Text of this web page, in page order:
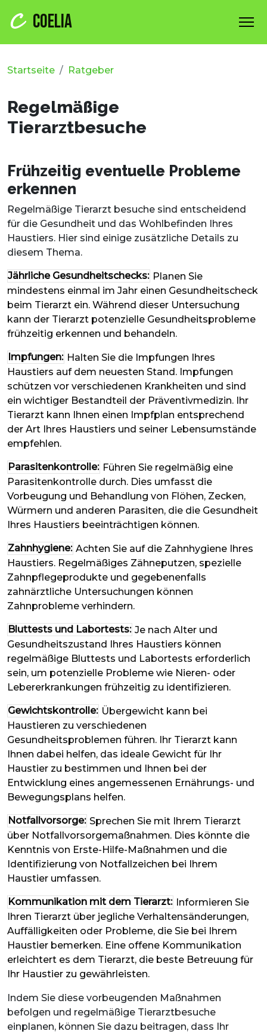
COELIA
Startseite Ratgeber
Regelmäßige
Tierarztbesuche
Frühzeitig eventuelle Probleme
erkennen
Regelmäßige Tierarzt besuche sind entscheidend
für die Gesundheit und das Wohlbefinden Ihres
Haustiers. Hier sind einige zusätzliche Details zu
diesem Thema.
Jährliche Gesundheitschecks: Planen Sie
mindestens einmal im Jahr einen Gesundheitscheck
beim Tierarzt ein. Während dieser Untersuchung
kann der Tierarzt potenzielle Gesundheitsprobleme
frühzeitig erkennen und behandeln.
Impfungen: Halten Sie die Impfungen Ihres
Haustiers auf dem neuesten Stand. Impfungen
schützen vor verschiedenen Krankheiten und sind
ein wichtiger Bestandteil der Präventivmedizin. Ihr
Tierarzt kann Ihnen einen Impfplan entsprechend
der Art Ihres Haustiers und seiner Lebensumstände
empfehlen.
Parasitenkontrolle: Führen Sie regelmäßig eine
Parasitenkontrolle durch. Dies umfasst die
Vorbeugung und Behandlung von Flöhen, Zecken,
Würmern und anderen Parasiten, die die Gesundheit
Ihres Haustiers beeinträchtigen können.
Zahnhygiene: Achten Sie auf die Zahnhygiene Ihres
Haustiers. Regelmäßiges Zähneputzen, spezielle
Zahnpflegeprodukte und gegebenenfalls
zahnärztliche Untersuchungen können
Zahnprobleme verhindern.
Bluttests und Labortests: Je nach Alter und
Gesundheitszustand Ihres Haustiers können
regelmäßige Bluttests und Labortests erforderlich
sein, um potenzielle Probleme wie Nieren- oder
Lebererkrankungen frühzeitig zu identifizieren.
Gewichtskontrolle: Übergewicht kann bei
Haustieren zu verschiedenen
Gesundheitsproblemen führen. Ihr Tierarzt kann
Ihnen dabei helfen, das ideale Gewicht für Ihr
Haustier zu bestimmen und Ihnen bei der
Entwicklung eines angemessenen Ernährungs- und
Bewegungsplans helfen.
Notfallvorsorge: Sprechen Sie mit Ihrem Tierarzt
über Notfallvorsorgemaßnahmen. Dies könnte die
Kenntnis von Erste-Hilfe-Maßnahmen und die
Identifizierung von Notfallzeichen bei Ihrem
Haustier umfassen.
Kommunikation mit dem Tierarzt: Informieren Sie
Ihren Tierarzt über jegliche Verhaltensänderungen,
Auffälligkeiten oder Probleme, die Sie bei Ihrem
Haustier bemerken. Eine offene Kommunikation
erleichtert es dem Tierarzt, die beste Betreuung für
Ihr Haustier zu gewährleisten.
Indem Sie diese vorbeugenden Maßnahmen
befolgen und regelmäßige Tierarztbesuche
einplanen, können Sie dazu beitragen, dass Ihr